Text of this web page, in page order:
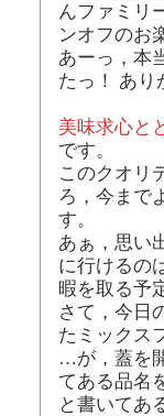
んファミリ
ンオフのお
あーっ，本
たっ！ あり
美味求心と
です。
このクオリ
ろ，今まで
す。
あぁ，思い
に行けるの
暇を取る予
さて，今日
たミックス
…が，蓋を
てある品名
と書いてあ